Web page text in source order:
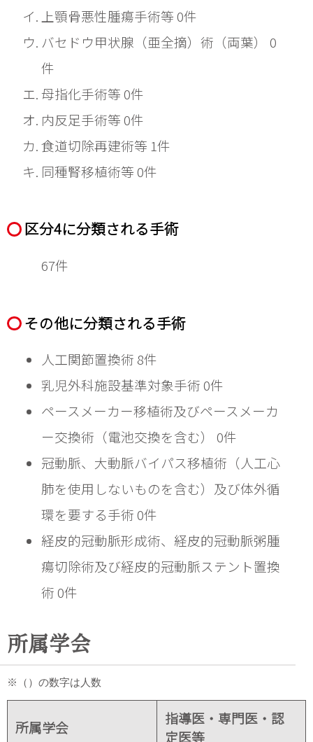
上顎骨悪性腫瘍手術等 0件
バセドウ甲状腺（亜全摘）術（両葉） 0
件
母指化手術等 0件
内反足手術等 0件
食道切除再建術等 1件
同種腎移植術等 0件
区分4に分類される手術
67件
その他に分類される手術
人工関節置換術 8件
乳児外科施設基準対象手術 0件
ペースメーカー移植術及びペースメーカ
ー交換術（電池交換を含む） 0件
冠動脈、大動脈バイパス移植術（人工心
肺を使用しないものを含む）及び体外循
環を要する手術 0件
経皮的冠動脈形成術、経皮的冠動脈粥腫
瘍切除術及び経皮的冠動脈ステント置換
術 0件
所属学会
※（）の数字は人数
所属学会
指導医・専門医・認
定医等